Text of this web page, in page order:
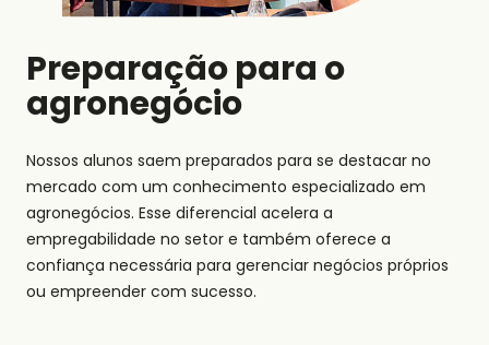
Preparação para o
agronegócio
Nossos alunos saem preparados para se destacar no
mercado com um conhecimento especializado em
agronegócios. Esse diferencial acelera a
empregabilidade no setor e também oferece a
confiança necessária para gerenciar negócios próprios
ou empreender com sucesso.